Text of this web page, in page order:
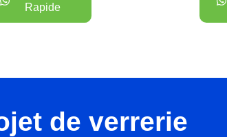
Rapide
de verrerie